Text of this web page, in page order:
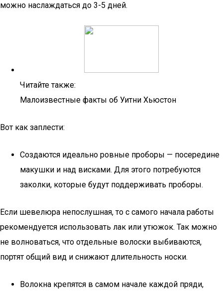
можно наслаждаться до 3-5 дней.
Читайте также:
Малоизвестные факты об Уитни Хьюстон
Вот как заплести:
Создаются идеально ровные проборы — посередине
макушки и над висками. Для этого потребуются
заколки, которые будут поддерживать проборы.
Если шевелюра непослушная, то с самого начала работы
рекомендуется использовать лак или утюжок. Так можно
не волноваться, что отдельные волоски выбиваются,
портят общий вид и снижают длительность носки.
Волокна крепятся в самом начале каждой пряди,